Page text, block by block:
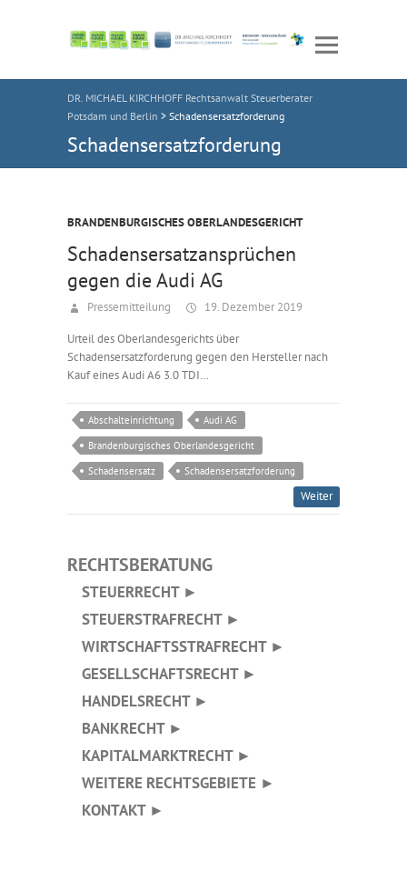
DR. MICHAEL KIRCHHOFF Rechtsanwalt Steuerberater
Potsdam und Berlin > Schadensersatzforderung
Schadensersatzforderung
BRANDENBURGISCHES OBERLANDESGERICHT
Schadensersatzansprüchen
gegen die Audi AG
Pressemitteilung 19. Dezember 2019
Urteil des Oberlandesgerichts über
Schadensersatzforderung gegen den Hersteller nach
Kauf eines Audi A6 3.0 TDI…
Abschalteinrichtung
Audi AG
Brandenburgisches Oberlandesgericht
Schadensersatz
Schadensersatzforderung
Weiter
RECHTSBERATUNG
STEUERRECHT ►
STEUERSTRAFRECHT ►
WIRTSCHAFTSSTRAFRECHT ►
GESELLSCHAFTSRECHT ►
HANDELSRECHT ►
BANKRECHT ►
KAPITALMARKTRECHT ►
WEITERE RECHTSGEBIETE ►
KONTAKT ►